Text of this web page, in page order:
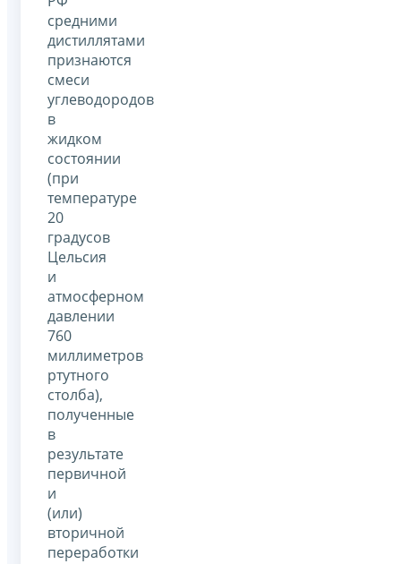
средними
дистиллятами
признаются
смеси
углеводородов
в
жидком
состоянии
(при
температуре
20
градусов
Цельсия
и
атмосферном
давлении
760
миллиметров
ртутного
столба),
полученные
в
результате
первичной
и
(или)
вторичной
переработки